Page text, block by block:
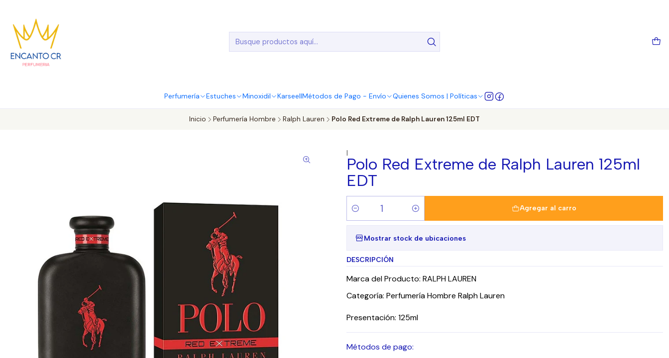
Perfumería Estuches Minoxidil KarseellMétodos de Pago - Envío Quienes Somos | Políticas
Inicio Perfumería Hombre Ralph Lauren Polo Red Extreme de Ralph Lauren 125ml EDT
|
Polo Red Extreme de Ralph Lauren 125ml
EDT
Cantidad
Agregar al carro
Mostrar stock de ubicaciones
DESCRIPCIÓN
Marca del Producto: RALPH LAUREN
Categoría: Perfumería Hombre Ralph Lauren
Presentación: 125ml
Métodos de pago: